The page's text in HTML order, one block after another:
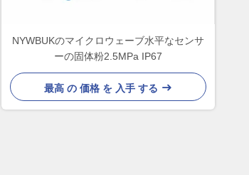
NYWBUKのマイクロウェーブ水平なセンサ
ーの固体粉2.5MPa IP67
最高 の 価格 を 入手 する